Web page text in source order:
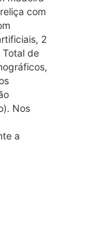
com
2
Total de
Nos
a